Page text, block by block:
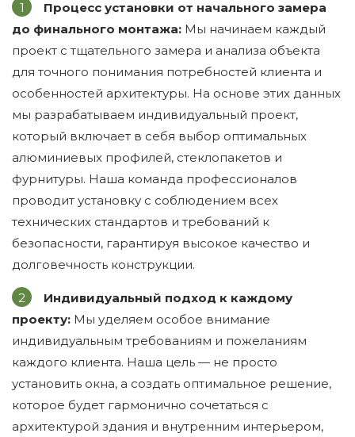
Процесс установки от начального замера
до финального монтажа: Мы начинаем каждый
проект с тщательного замера и анализа объекта
для точного понимания потребностей клиента и
особенностей архитектуры. На основе этих данных
мы разрабатываем индивидуальный проект,
который включает в себя выбор оптимальных
алюминиевых профилей, стеклопакетов и
фурнитуры. Наша команда профессионалов
проводит установку с соблюдением всех
технических стандартов и требований к
безопасности, гарантируя высокое качество и
долговечность конструкции.
Индивидуальный подход к каждому
проекту: Мы уделяем особое внимание
индивидуальным требованиям и пожеланиям
каждого клиента. Наша цель — не просто
установить окна, а создать оптимальное решение,
которое будет гармонично сочетаться с
архитектурой здания и внутренним интерьером,